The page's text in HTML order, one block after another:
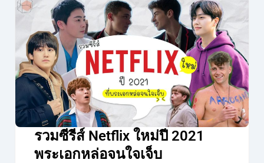
รวมซีรีส์ Netflix ใหม่ปี 2021
พระเอกหล่อจนใจเจ็บ